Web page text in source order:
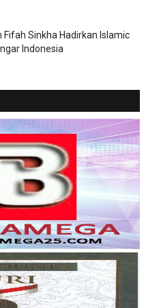
Sinkha Hadirkan Islamic
Indonesia